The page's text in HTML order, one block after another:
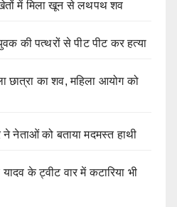
में मिला खून से लथपथ शव
की पत्थरों से पीट पीट कर हत्या
छात्रा का शव, महिला आयोग को
ने नेताओं को बताया मदमस्त हाथी
के ट्वीट वार में कटारिया भी